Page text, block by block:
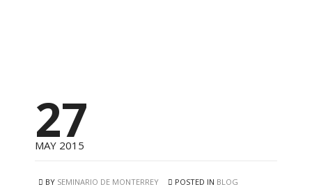
27
MAY 2015
BY SEMINARIO DE MONTERREY POSTED IN BLOG